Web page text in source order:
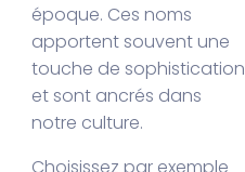
époque. Ces noms
apportent souvent une
touche de sophistication
et sont ancrés dans
notre culture.
Choisissez par exemple